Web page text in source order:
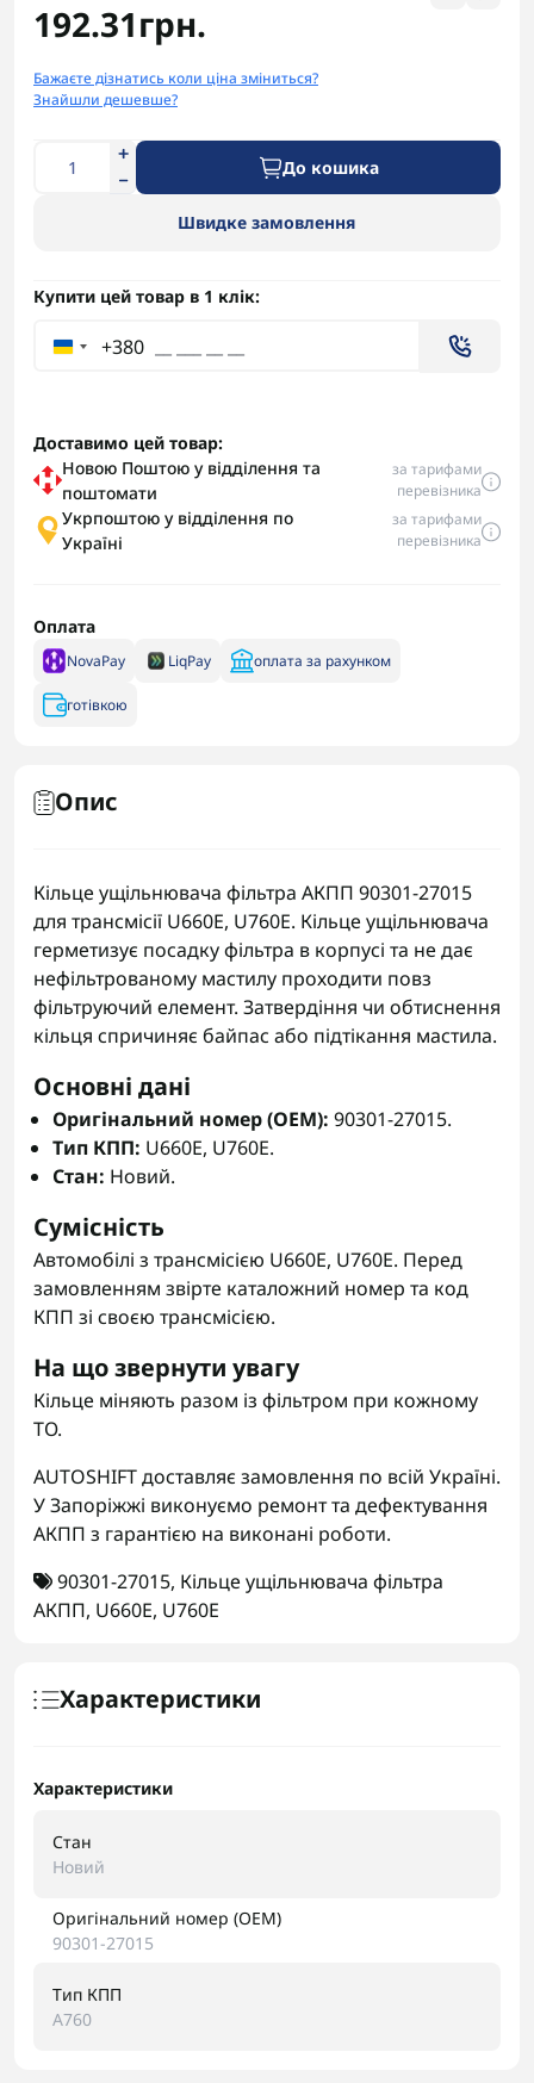
192.31грн.
Бажаєте дізнатись коли ціна зміниться?
Знайшли дешевше?
До кошика
Швидке замовлення
Купити цей товар в 1 клік:
+380
Доставимо цей товар:
Новою Поштою у відділення та
поштомати
за тарифами
перевізника
Укрпоштою у відділення по
Україні
за тарифами
перевізника
Оплата
NovaPay LiqPay оплата за рахунком
готівкою
Опис
Кільце ущільнювача фільтра АКПП 90301-27015
для трансмісії U660E, U760E. Кільце ущільнювача
герметизує посадку фільтра в корпусі та не дає
нефільтрованому мастилу проходити повз
фільтруючий елемент. Затвердіння чи обтиснення
кільця спричиняє байпас або підтікання мастила.
Основні дані
Оригінальний номер (OEM): 90301-27015.
Тип КПП: U660E, U760E.
Стан: Новий.
Сумісність
Автомобілі з трансмісією U660E, U760E. Перед
замовленням звірте каталожний номер та код
КПП зі своєю трансмісією.
На що звернути увагу
Кільце міняють разом із фільтром при кожному
ТО.
AUTOSHIFT доставляє замовлення по всій Україні.
У Запоріжжі виконуємо ремонт та дефектування
АКПП з гарантією на виконані роботи.
90301-27015, Кільце ущільнювача фільтра
АКПП, U660E, U760E
Характеристики
Характеристики
Стан
Новий
Оригінальний номер (OEM)
90301-27015
Тип КПП
A760